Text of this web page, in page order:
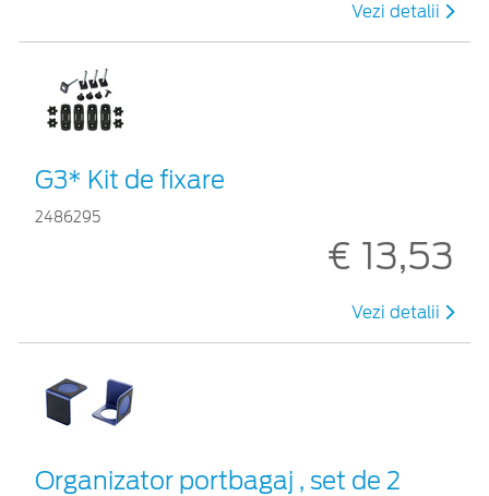
Vezi detalii
G3* Kit de fixare
2486295
€ 13,53
Vezi detalii
Organizator portbagaj , set de 2